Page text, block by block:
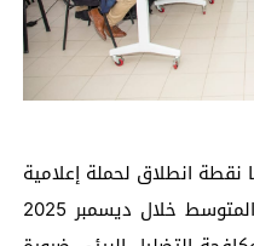
انطلاق لحملة إعلامية
مغاربية مشتركة للتوعية بحماية المتوسط خلال ديسمبر 2025